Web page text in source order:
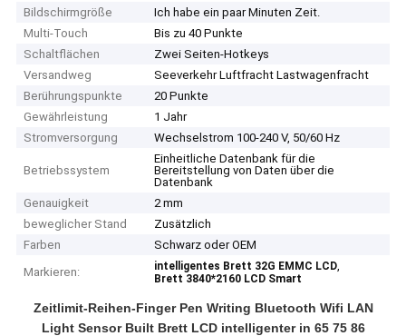
Bildschirmgröße
Ich habe ein paar Minuten Zeit.
Multi-Touch
Bis zu 40 Punkte
Schaltflächen
Zwei Seiten-Hotkeys
Versandweg
Seeverkehr Luftfracht Lastwagenfracht
Berührungspunkte
20 Punkte
Gewährleistung
1 Jahr
Stromversorgung
Wechselstrom 100-240 V, 50/60 Hz
Betriebssystem
Einheitliche Datenbank für die
Bereitstellung von Daten über die
Datenbank
Genauigkeit
2 mm
beweglicher Stand
Zusätzlich
Farben
Schwarz oder OEM
Markieren:
intelligentes Brett 32G EMMC LCD,
Brett 3840*2160 LCD Smart
Zeitlimit-Reihen-Finger Pen Writing Bluetooth Wifi LAN
Light Sensor Built Brett LCD intelligenter in 65 75 86